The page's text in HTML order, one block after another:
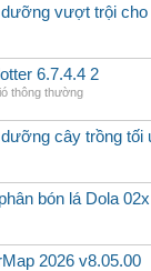
vượt trội
6.7.4.4 2
thông thường
cây trồng tối
bón lá Dola
2026 v8.05.00